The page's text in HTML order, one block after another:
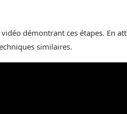
démontrant ces étapes. En
similaires.